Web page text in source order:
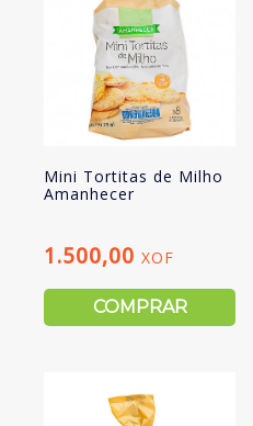
Mini Tortitas de Milho
Amanhecer
1.500,00 XOF
COMPRAR